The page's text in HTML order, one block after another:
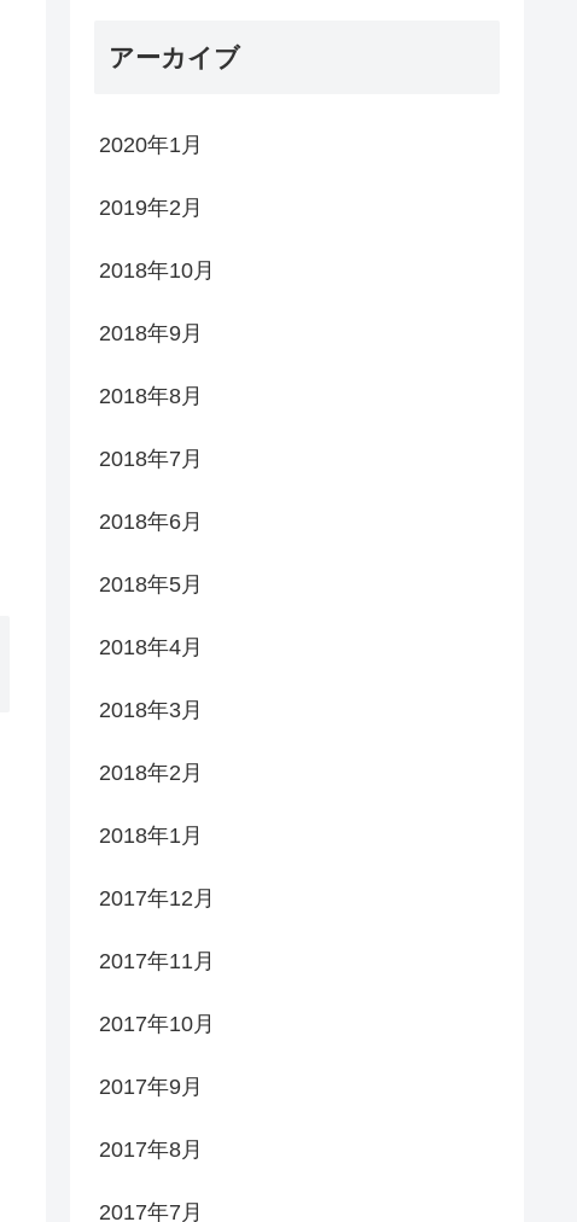
アーカイブ
2020年1月
2019年2月
2018年10月
2018年9月
2018年8月
2018年7月
2018年6月
2018年5月
2018年4月
2018年3月
2018年2月
2018年1月
2017年12月
2017年11月
2017年10月
2017年9月
2017年8月
2017年7月